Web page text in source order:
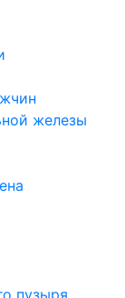
железы
пузыря